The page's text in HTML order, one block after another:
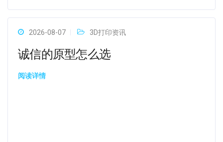
2026-08-07 3D打印资讯
诚信的原型怎么选
阅读详情